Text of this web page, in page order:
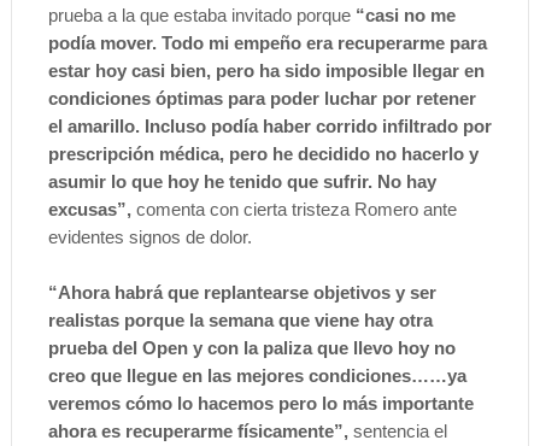
prueba a la que estaba invitado porque “casi no me
podía mover. Todo mi empeño era recuperarme para
estar hoy casi bien, pero ha sido imposible llegar en
condiciones óptimas para poder luchar por retener
el amarillo. Incluso podía haber corrido infiltrado por
prescripción médica, pero he decidido no hacerlo y
asumir lo que hoy he tenido que sufrir. No hay
excusas”,comenta con cierta tristeza Romero ante
evidentes signos de dolor.
“Ahora habrá que replantearse objetivos y ser
realistas porque la semana que viene hay otra
prueba del Open y con la paliza que llevo hoy no
creo que llegue en las mejores condiciones……ya
veremos cómo lo hacemos pero lo más importante
ahora es recuperarme físicamente”,sentencia el